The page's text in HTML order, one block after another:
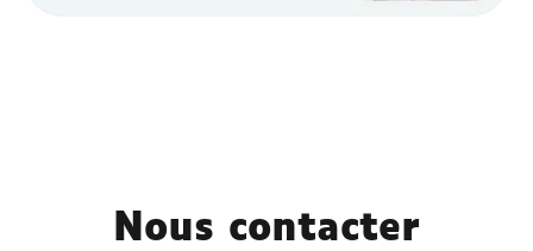
Nous contacter